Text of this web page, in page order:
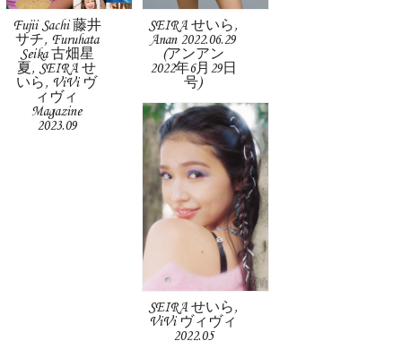
Fujii Sachi 藤井
サチ, Furuhata
Seika 古畑星
夏, SEIRA せ
いら, ViVi ヴ
ィヴィ
Magazine
2023.09
SEIRA せいら,
Anan 2022.06.29
(アンアン
2022年6月29日
号)
SEIRA せいら,
ViVi ヴィヴィ
2022.05